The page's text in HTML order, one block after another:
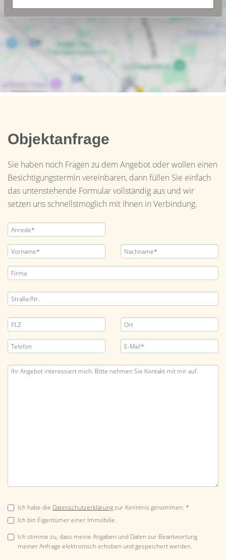
Objektanfrage
Sie haben noch Fragen zu dem Angebot oder wollen einen
Besichtigungstermin vereinbaren, dann füllen Sie einfach
das untenstehende Formular vollständig aus und wir
setzen uns schnellstmöglich mit Ihnen in Verbindung.
Ich habe die Datenschutzerklärungzur Kenntnis genommen. *
Ich bin Eigentümer einer Immobilie.
Ich stimme zu, dass meine Angaben und Daten zur Beantwortung
meiner Anfrage elektronisch erhoben und gespeichert werden.